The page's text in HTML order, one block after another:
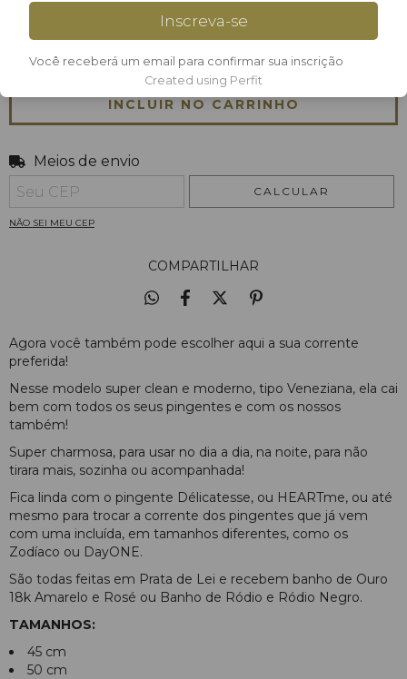
QUANTIDADE
Entregas para o CEP:
Meios de envio
CALCULAR
NÃO SEI MEU CEP
COMPARTILHAR
Agora você também pode escolher aqui a sua corrente
preferida!
Nesse modelo super clean e moderno, tipo Veneziana, ela cai
bem com todos os seus pingentes e com os nossos
também!
Super charmosa, para usar no dia a dia, na noite, para não
tirara mais, sozinha ou acompanhada!
Fica linda com o pingente Délicatesse, ou HEARTme, ou até
mesmo para trocar a corrente dos pingentes que já vem
com uma incluída, em tamanhos diferentes, como os
Zodíaco ou DayONE.
São todas feitas em Prata de Lei e recebem banho de Ouro
18k Amarelo e Rosé ou Banho de Ródio e Ródio Negro.
TAMANHOS:
45 cm
50 cm
Inscreva-se
Você receberá um email para confirmar sua inscrição
Created using Perfit